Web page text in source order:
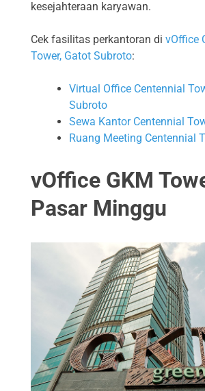
kesejahteraan karyawan.
Cek fasilitas perkantoran di vOffice
Tower, Gatot Subroto:
Virtual Office Centennial
Subroto
Sewa Kantor Centennial
Ruang Meeting Centennial
vOffice GKM
Pasar Minggu